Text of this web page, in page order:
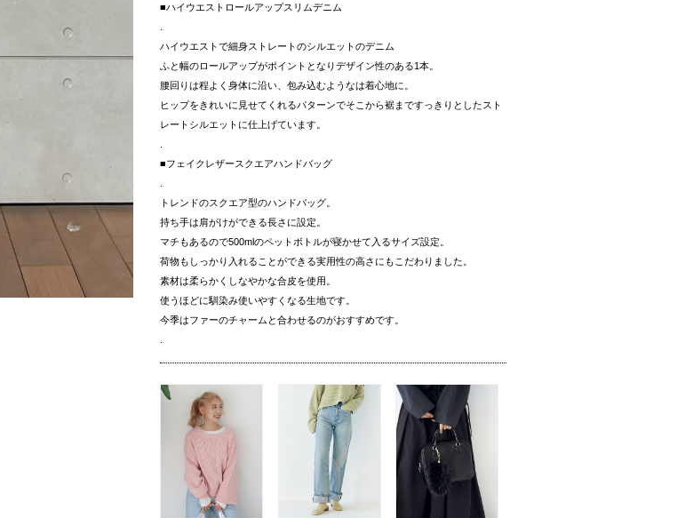
■ハイウエストロールアップスリムデニム
ハイウエストで細身ストレートのシルエットのデニム
ふと幅のロールアップがポイントとなりデザイン性のある1本。
腰回りは程よく身体に沿い、包み込むようなは着心地に。
ヒップをきれいに見せてくれるパターンでそこから裾まですっきりとしたスト
レートシルエットに仕上げています。
■フェイクレザースクエアハンドバッグ
トレンドのスクエア型のハンドバッグ。
持ち手は肩がけができる長さに設定。
マチもあるので500mlのペットボトルが寝かせて入るサイズ設定。
荷物もしっかり入れることができる実用性の高さにもこだわりました。
素材は柔らかくしなやかな合皮を使用。
使うほどに馴染み使いやすくなる生地です。
今季はファーのチャームと合わせるのがおすすめです。